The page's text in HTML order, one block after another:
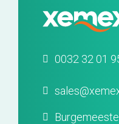
0032 32 01